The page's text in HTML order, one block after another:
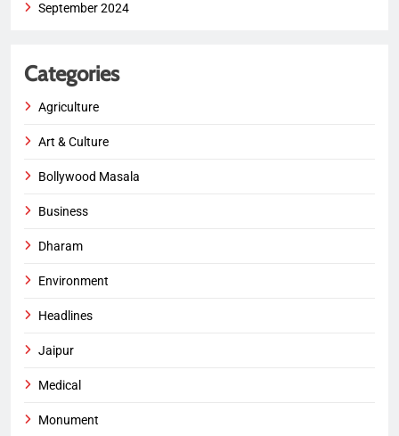
September 2024
Categories
Agriculture
Art & Culture
Bollywood Masala
Business
Dharam
Environment
Headlines
Jaipur
Medical
Monument